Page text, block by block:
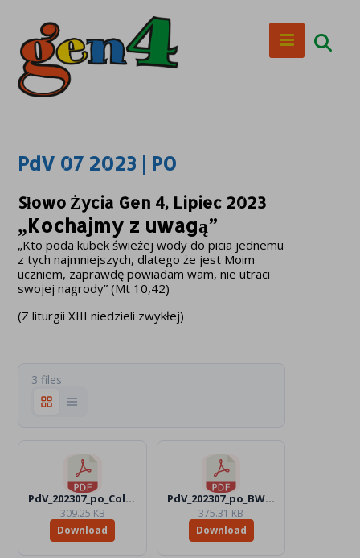
PdV 07 2023 | PO
Słowo Życia Gen 4, Lipiec 2023
„Kochajmy z uwagą”
„Kto poda kubek świeżej wody do picia jednemu
z tych najmniejszych, dlatego że jest Moim
uczniem, zaprawdę powiadam wam, nie utraci
swojej nagrody” (Mt 10,42)
(Z liturgii XIII niedzieli zwykłej)
3 files
PdV_202307_po_Color.pdf
309.25 KB
Download
PdV_202307_po_BW.pdf
375.31 KB
Download